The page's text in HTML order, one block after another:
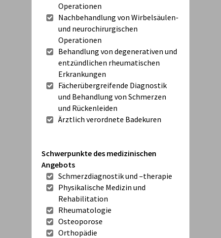
Operationen
Nachbehandlung von Wirbelsäulen-
und neurochirurgischen
Operationen
Behandlung von degenerativen und
entzündlichen rheumatischen
Erkrankungen
Fächerübergreifende Diagnostik
und Behandlung von Schmerzen
und Rückenleiden
Ärztlich verordnete Badekuren
Schwerpunkte des medizinischen
Angebots
Schmerzdiagnostik und –therapie
Physikalische Medizin und
Rehabilitation
Rheumatologie
Osteoporose
Orthopädie